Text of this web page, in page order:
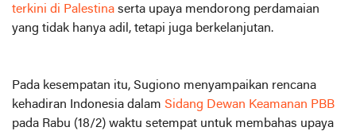
terkini di Palestina serta upaya mendorong perdamaian
yang tidak hanya adil, tetapi juga berkelanjutan.
Pada kesempatan itu, Sugiono menyampaikan rencana
kehadiran Indonesia dalam Sidang Dewan Keamanan PBB
pada Rabu (18/2) waktu setempat untuk membahas upaya